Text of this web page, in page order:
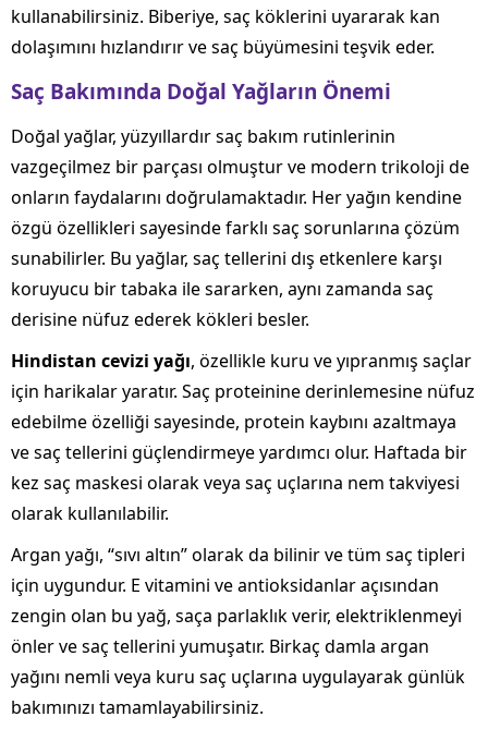
kullanabilirsiniz. Biberiye, saç köklerini uyararak kan
dolaşımını hızlandırır ve saç büyümesini teşvik eder.
Saç Bakımında Doğal Yağların Önemi
Doğal yağlar, yüzyıllardır saç bakım rutinlerinin
vazgeçilmez bir parçası olmuştur ve modern trikoloji de
onların faydalarını doğrulamaktadır. Her yağın kendine
özgü özellikleri sayesinde farklı saç sorunlarına çözüm
sunabilirler. Bu yağlar, saç tellerini dış etkenlere karşı
koruyucu bir tabaka ile sararken, aynı zamanda saç
derisine nüfuz ederek kökleri besler.
Hindistan cevizi yağı, özellikle kuru ve yıpranmış saçlar
için harikalar yaratır. Saç proteinine derinlemesine nüfuz
edebilme özelliği sayesinde, protein kaybını azaltmaya
ve saç tellerini güçlendirmeye yardımcı olur. Haftada bir
kez saç maskesi olarak veya saç uçlarına nem takviyesi
olarak kullanılabilir.
Argan yağı, “sıvı altın” olarak da bilinir ve tüm saç tipleri
için uygundur. E vitamini ve antioksidanlar açısından
zengin olan bu yağ, saça parlaklık verir, elektriklenmeyi
önler ve saç tellerini yumuşatır. Birkaç damla argan
yağını nemli veya kuru saç uçlarına uygulayarak günlük
bakımınızı tamamlayabilirsiniz.